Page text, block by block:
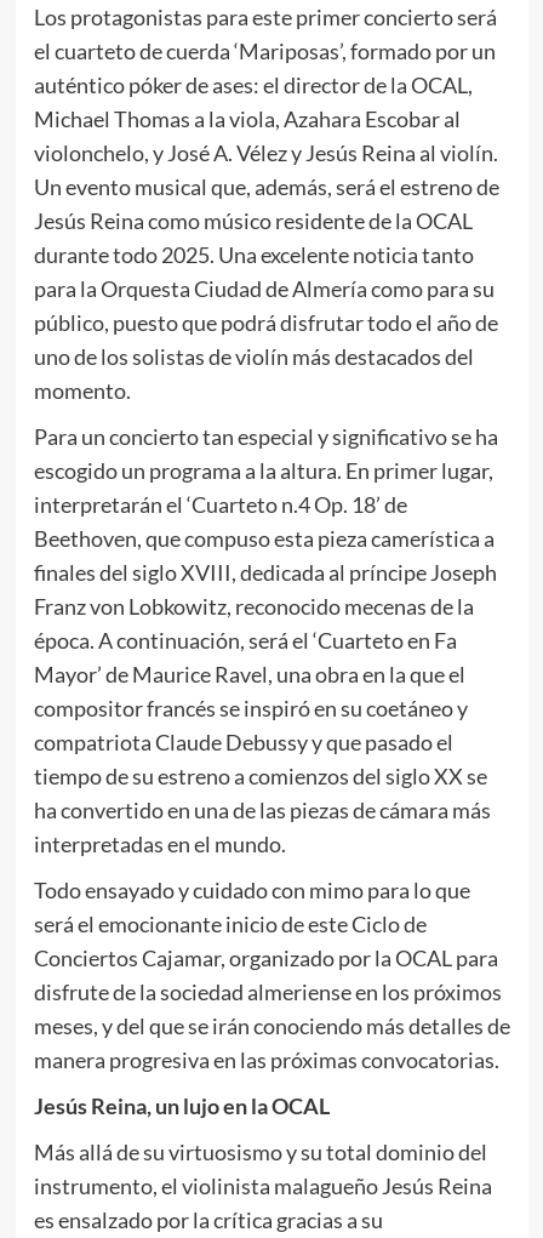
Los protagonistas para este primer concierto será
el cuarteto de cuerda ‘Mariposas’, formado por un
auténtico póker de ases: el director de la OCAL,
Michael Thomas a la viola, Azahara Escobar al
violonchelo, y José A. Vélez y Jesús Reina al violín.
Un evento musical que, además, será el estreno de
Jesús Reina como músico residente de la OCAL
durante todo 2025. Una excelente noticia tanto
para la Orquesta Ciudad de Almería como para su
público, puesto que podrá disfrutar todo el año de
uno de los solistas de violín más destacados del
momento.
Para un concierto tan especial y significativo se ha
escogido un programa a la altura. En primer lugar,
interpretarán el ‘Cuarteto n.4 Op. 18’ de
Beethoven, que compuso esta pieza camerística a
finales del siglo XVIII, dedicada al príncipe Joseph
Franz von Lobkowitz, reconocido mecenas de la
época. A continuación, será el ‘Cuarteto en Fa
Mayor’ de Maurice Ravel, una obra en la que el
compositor francés se inspiró en su coetáneo y
compatriota Claude Debussy y que pasado el
tiempo de su estreno a comienzos del siglo XX se
ha convertido en una de las piezas de cámara más
interpretadas en el mundo.
Todo ensayado y cuidado con mimo para lo que
será el emocionante inicio de este Ciclo de
Conciertos Cajamar, organizado por la OCAL para
disfrute de la sociedad almeriense en los próximos
meses, y del que se irán conociendo más detalles de
manera progresiva en las próximas convocatorias.
Jesús Reina, un lujo en la OCAL
Más allá de su virtuosismo y su total dominio del
instrumento, el violinista malagueño Jesús Reina
es ensalzado por la crítica gracias a su